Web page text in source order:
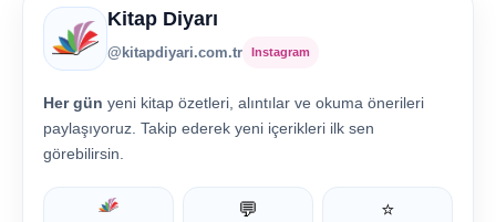
Kitap Diyarı
@kitapdiyari.com.tr Instagram
Her gün yeni kitap özetleri, alıntılar ve okuma önerileri
paylaşıyoruz. Takip ederek yeni içerikleri ilk sen
görebilirsin.
💬 ⭐